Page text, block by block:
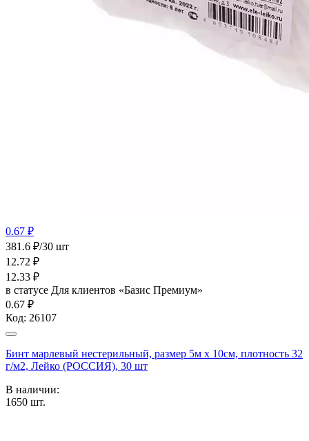
0.67 ₽
381.6 ₽/30 шт
12.72 ₽
12.33 ₽
в статусе Для клиентов «Базис Премиум»
0.67 ₽
Код: 26107
Бинт марлевый нестерильный, размер 5м х 10см, плотность 32
г/м2, Лейко (РОССИЯ), 30 шт
В наличии:
1650 шт.